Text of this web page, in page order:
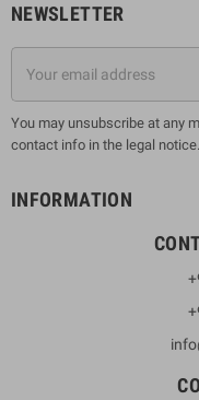
NEWSLETTER
You may unsubscribe at any
contact info in the legal notice.
INFORMATION